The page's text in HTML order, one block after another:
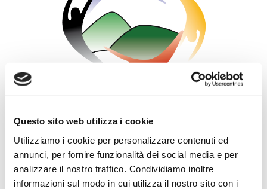
Questo sito web utilizza i cookie
Utilizziamo i cookie per personalizzare contenuti ed
annunci, per fornire funzionalità dei social media e per
analizzare il nostro traffico. Condividiamo inoltre
informazioni sul modo in cui utilizza il nostro sito con i
Iscrizione newsletter
Iscriviti alla newsletter per rimanere